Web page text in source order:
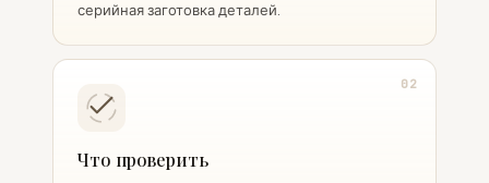
серийная заготовка деталей.
02
Что проверить